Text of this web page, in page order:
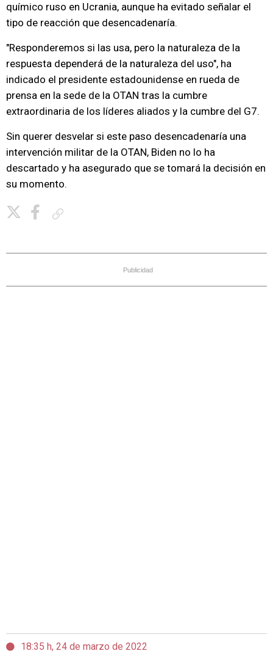
químico ruso en Ucrania, aunque ha evitado señalar el
tipo de reacción que desencadenaría.
"Responderemos si las usa, pero la naturaleza de la
respuesta dependerá de la naturaleza del uso", ha
indicado el presidente estadounidense en rueda de
prensa en la sede de la OTAN tras la cumbre
extraordinaria de los líderes aliados y la cumbre del G7.
Sin querer desvelar si este paso desencadenaría una
intervención militar de la OTAN, Biden no lo ha
descartado y ha asegurado que se tomará la decisión en
su momento.
Publicidad
18:35 h, 24 de marzo de 2022